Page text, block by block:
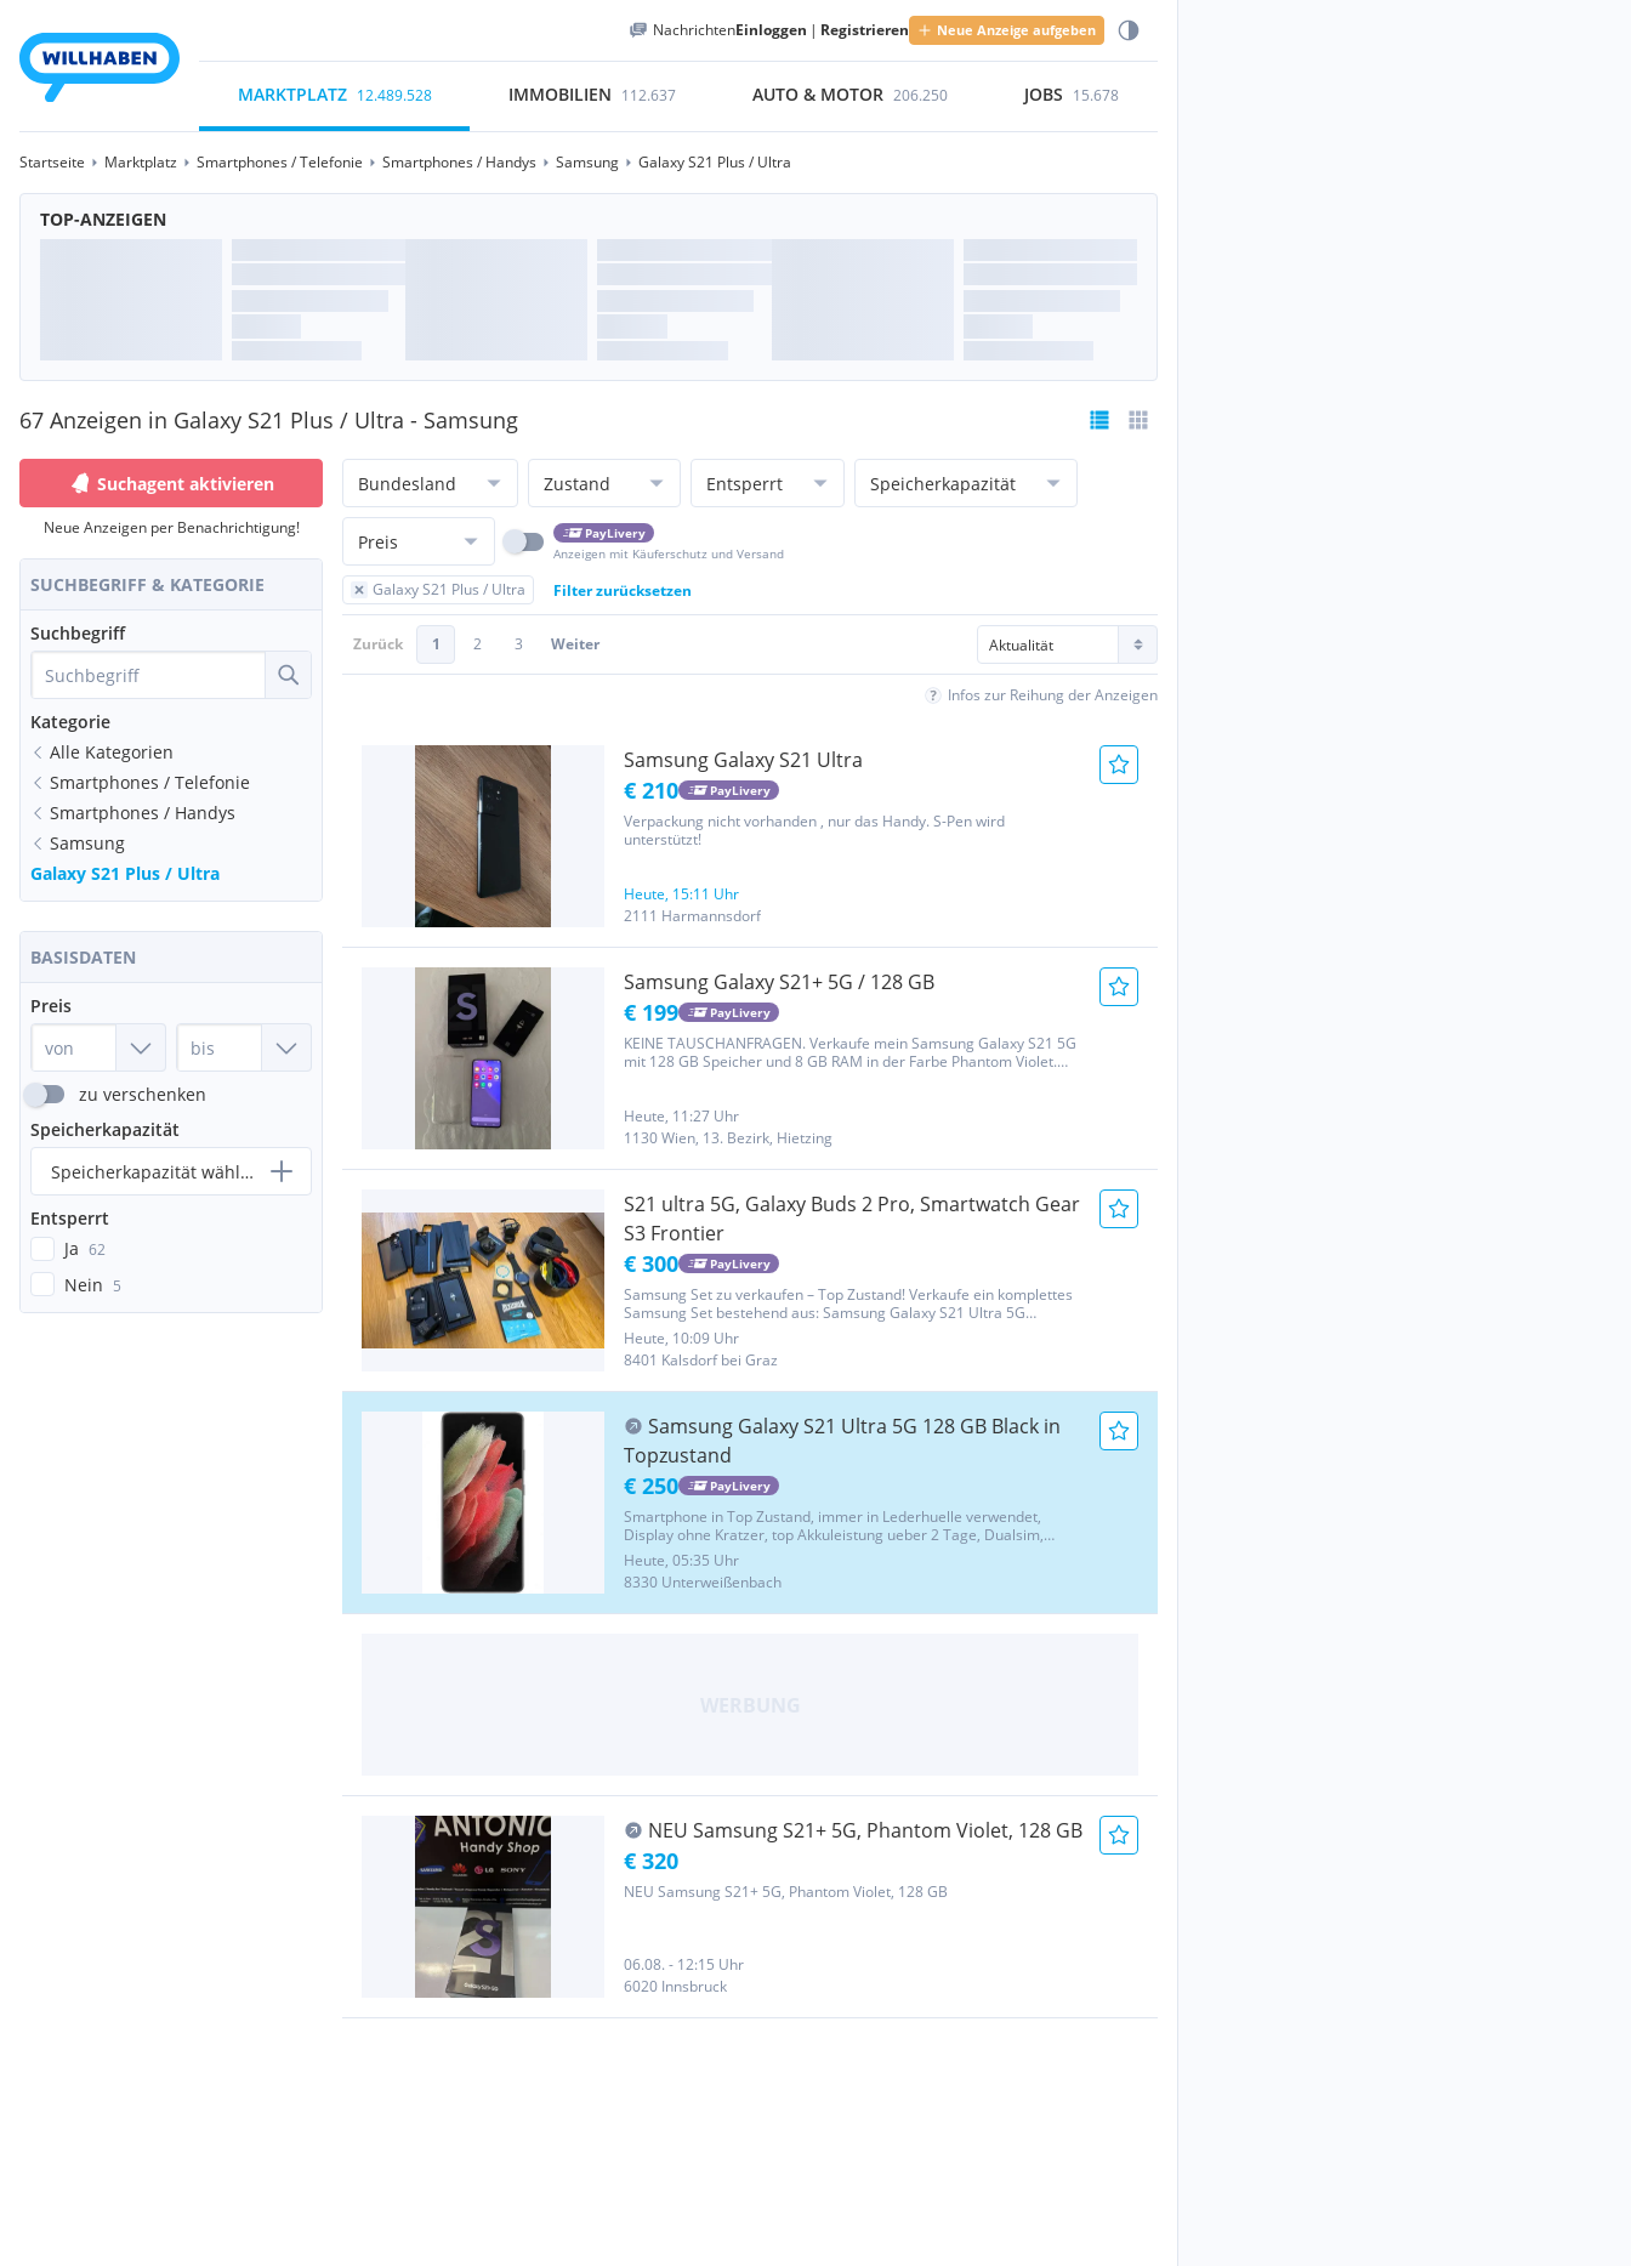
NachrichtenEinloggen | Registrieren Neue Anzeige aufgeben
MARKTPLATZ 12.489.528 IMMOBILIEN 112.637 AUTO & MOTOR 206.250 JOBS 15.678
Startseite Marktplatz Smartphones / Telefonie Smartphones / Handys Samsung Galaxy S21 Plus / Ultra
TOP-ANZEIGEN
67 Anzeigen in Galaxy S21 Plus / Ultra - Samsung
Suchagent aktivieren
Neue Anzeigen per Benachrichtigung!
SUCHBEGRIFF & KATEGORIE
Suchbegriff
Kategorie
Alle Kategorien
Smartphones / Telefonie
Smartphones / Handys
Samsung
Galaxy S21 Plus / Ultra
BASISDATEN
Preis
zu verschenken
Speicherkapazität
Speicherkapazität wählen...
Entsperrt
Ja 62
Nein 5
Bundesland Zustand Entsperrt Speicherkapazität
Preis
PayLivery
Anzeigen mit Käuferschutz und Versand
Galaxy S21 Plus / Ultra Filter zurücksetzen
Zurück 1 2 3 Weiter
Infos zur Reihung der Anzeigen
Samsung Galaxy S21 Ultra
€ 210 PayLivery
Verpackung nicht vorhanden , nur das Handy. S-Pen wird
unterstützt!
Heute, 15:11 Uhr
2111 Harmannsdorf
Samsung Galaxy S21+ 5G / 128 GB
€ 199 PayLivery
KEINE TAUSCHANFRAGEN. Verkaufe mein Samsung Galaxy S21 5G
mit 128 GB Speicher und 8 GB RAM in der Farbe Phantom Violet.
Galaxy S21...
Heute, 11:27 Uhr
1130 Wien, 13. Bezirk, Hietzing
S21 ultra 5G, Galaxy Buds 2 Pro, Smartwatch Gear
S3 Frontier
€ 300 PayLivery
Samsung Set zu verkaufen – Top Zustand! Verkaufe ein komplettes
Samsung Set bestehend aus: Samsung Galaxy S21 Ultra 5G
Samsung Galaxy Buds 2 Pro Samsung Gear S3 Frontier Smartwatch
Alle Geräte sind in gutem Zustand und funktionieren einwandfrei.
Preis:...
Heute, 10:09 Uhr
8401 Kalsdorf bei Graz
Samsung Galaxy S21 Ultra 5G 128 GB Black in
Topzustand
€ 250 PayLivery
Smartphone in Top Zustand, immer in Lederhuelle verwendet,
Display ohne Kratzer, top Akkuleistung ueber 2 Tage, Dualsim,
Inklusive Schnellladekabel. Inklusive gut erhaltener schwarzer
Lederhuelle.
Heute, 05:35 Uhr
8330 Unterweißenbach
NEU Samsung S21+ 5G, Phantom Violet, 128 GB
€ 320
NEU Samsung S21+ 5G, Phantom Violet, 128 GB
06.08. - 12:15 Uhr
6020 Innsbruck